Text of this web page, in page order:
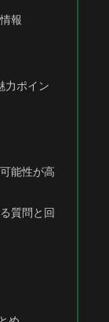
報
力ポイン
能性が高
質問と回